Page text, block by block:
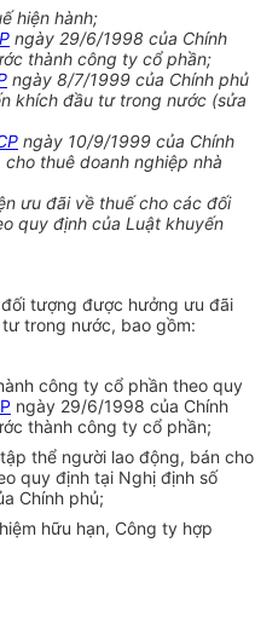
hiện hành;
ngày 29/6/1998 của Chính
thành công ty cổ phần;
ngày 8/7/1999 của Chính phủ
khích đầu tư trong nước (sửa
ngày 10/9/1999 của Chính
thuê doanh nghiệp nhà
ưu đãi về thuế cho các đối
quy định của Luật khuyến
tượng được hưởng ưu đãi
trong nước, bao gồm:
công ty cổ phần theo quy
ngày 29/6/1998 của Chính
thành công ty cổ phần;
thể người lao động, bán cho
quy định tại Nghị định số
Chính phủ;
hữu hạn, Công ty hợp